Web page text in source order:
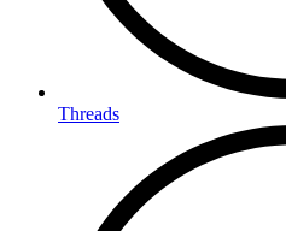
Threads